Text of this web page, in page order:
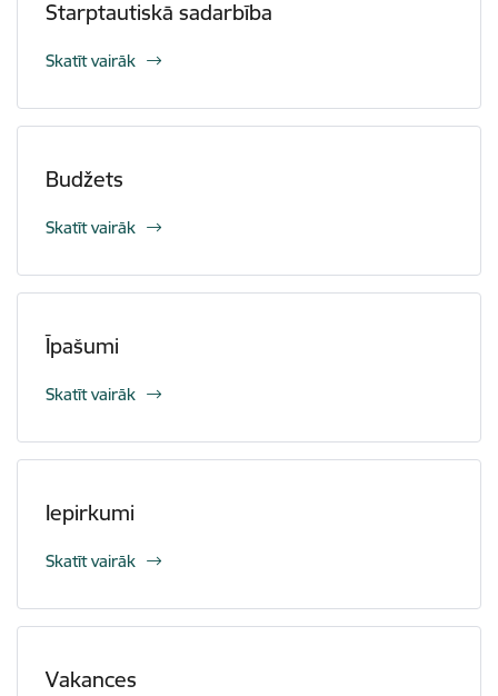
Starptautiskā sadarbība
Skatīt vairāk
Budžets
Skatīt vairāk
Īpašumi
Skatīt vairāk
Iepirkumi
Skatīt vairāk
Vakances